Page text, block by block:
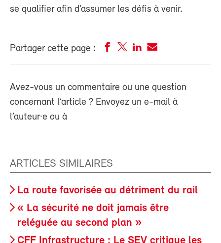
se qualifier afin d’assumer les défis à venir.
Partager cette page :
Avez-vous un commentaire ou une question
concernant l’article ? Envoyez un e-mail à
l’auteur·e ou à
ARTICLES SIMILAIRES
La route favorisée au détriment du rail
« La sécurité ne doit jamais être
reléguée au second plan »